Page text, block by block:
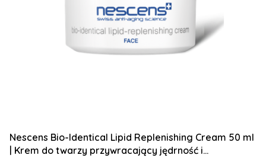
Nescens Bio-Identical Lipid Replenishing Cream 50 ml
| Krem do twarzy przywracający jędrność i